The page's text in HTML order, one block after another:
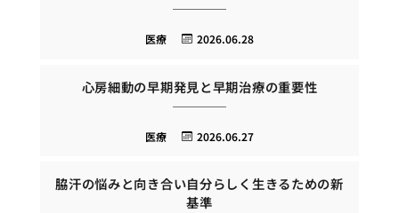
2026.06.28
医療
心房細動の早期発見と早期治療の重要性
2026.06.27
医療
脇汗の悩みと向き合い自分らしく生きるための新
基準